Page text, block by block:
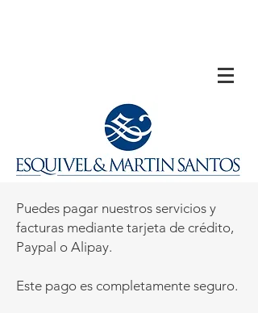
Puedes pagar nuestros servicios y
facturas mediante tarjeta de crédito,
Paypal o Alipay.
Este pago es completamente seguro.